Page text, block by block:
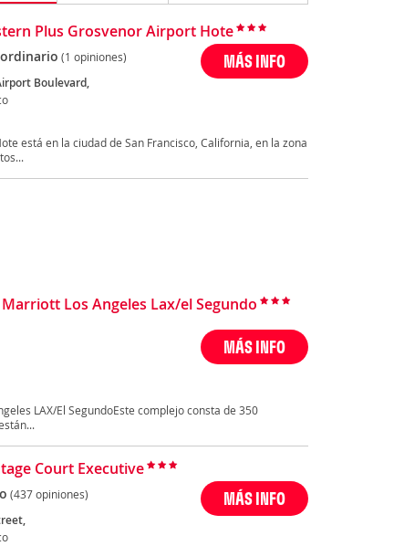
Plus Grosvenor Airport Hote
(1 opiniones)
Boulevard,
MÁS INFO
está en la ciudad de San Francisco, California, en la zona
Los Angeles Lax/el Segundo
MÁS INFO
LAX/El SegundoEste complejo consta de 350
Court Executive
(437 opiniones) MÁS INFO